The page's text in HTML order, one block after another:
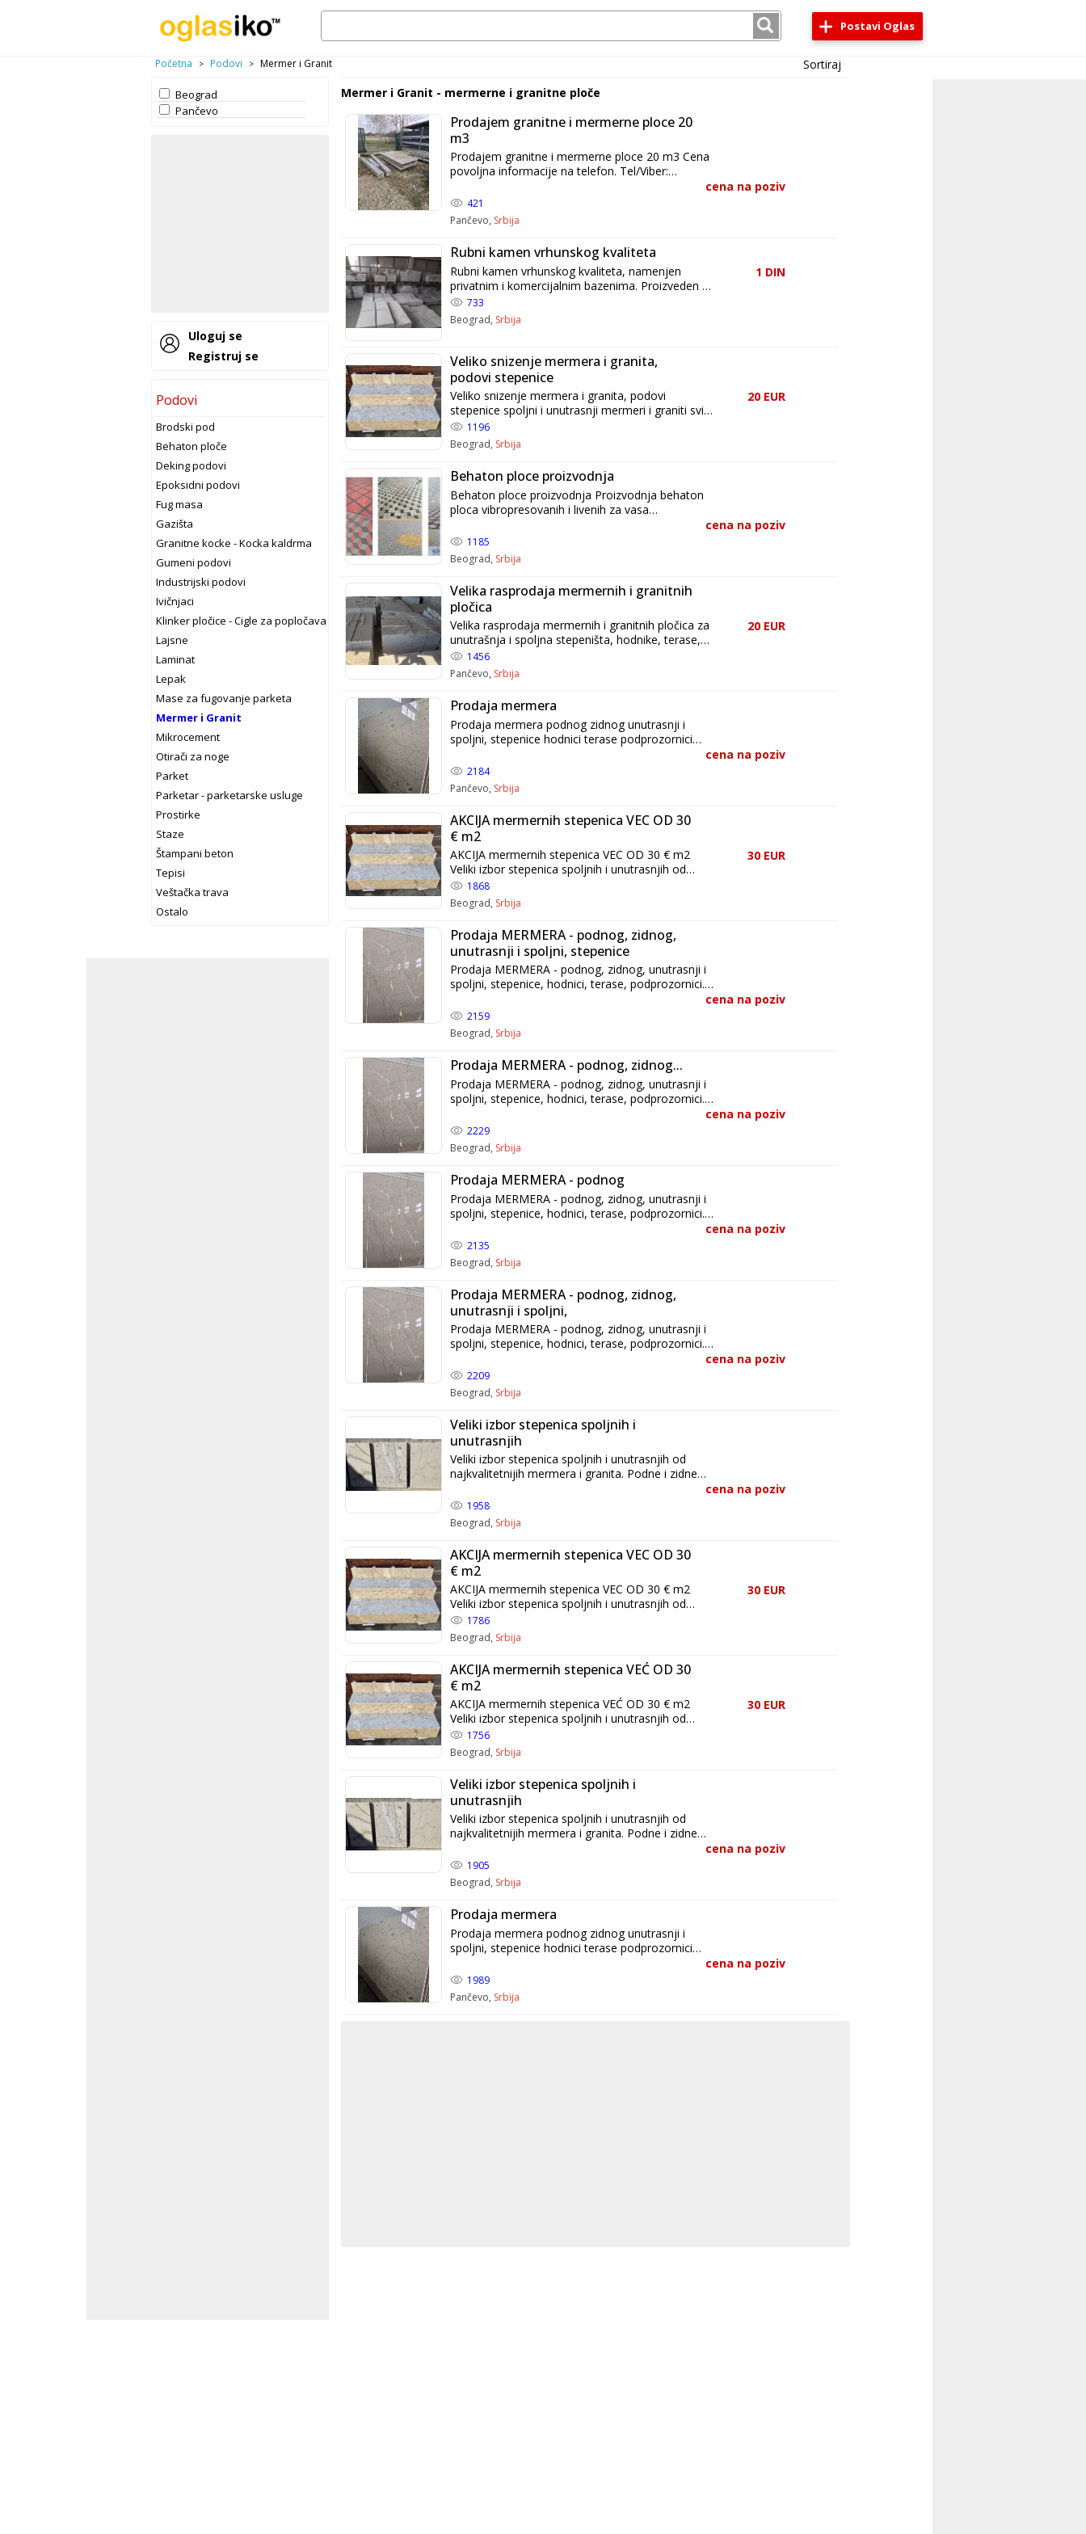
Postavi Oglas
Početna > Podovi > Mermer i Granit Sortiraj
Beograd
Pančevo
Uloguj se
Registruj se
Podovi
Brodski pod
Behaton ploče
Deking podovi
Epoksidni podovi
Fug masa
Gazišta
Granitne kocke - Kocka kaldrma
Gumeni podovi
Industrijski podovi
Ivičnjaci
Klinker pločice - Cigle za popločavanje
Lajsne
Laminat
Lepak
Mase za fugovanje parketa
Mermer i Granit
Mikrocement
Otirači za noge
Parket
Parketar - parketarske usluge
Prostirke
Staze
Štampani beton
Tepisi
Veštačka trava
Ostalo
Mermer i Granit - mermerne i granitne ploče
Prodajem granitne i mermerne ploce 20
m3
Prodajem granitne i mermerne ploce 20 m3 Cena
povoljna informacije na telefon. Tel/Viber:
cena na poziv
421
Pančevo, Srbija
Rubni kamen vrhunskog kvaliteta
Rubni kamen vrhunskog kvaliteta, namenjen
privatnim i komercijalnim bazenima. Proizveden od
najkvalitetnijih sirovina, sa preciznom završnom
obradom i dugim vekom trajanja. Dostupne
dimenzije: • 50 × 33 cm (uglove i kontra-uglovi) •
sunce i habanje ✔ Moderan izgled i savršeno
uklapanje uz bazen ✔ Idealan izbor za investitore i
profesionalce ???? Maloprodaja i veleprodaja ????
Najpristupačnije cene u Srbiji ???? Tel: 035 274 769
???? Mob: 065 666 4676
1 DIN
733
Beograd, Srbija
Veliko snizenje mermera i granita,
podovi stepenice
Veliko snizenje mermera i granita, podovi
stepenice spoljni i unutrasnji mermeri i graniti svih
vrsta. Cena: 20-30€ m2 Pedja, Beograd Tel/Viber:
0616620900
20 EUR
1196
Beograd, Srbija
Behaton ploce proizvodnja
Behaton ploce proizvodnja Proizvodnja behaton
ploca vibropresovanih i livenih za vasa
stace,platoe oko bazena,parkove,trgove. Preko 50
modela u ponudi– po veoma pristupačnim
cenama. Javor SZTR Tel. 035274769 Mob.
sajt: www.javorsztr.com
cena na poziv
1185
Beograd, Srbija
Velika rasprodaja mermernih i granitnih
pločica
Velika rasprodaja mermernih i granitnih pločica za
unutrašnja i spoljna stepeništa, hodnike, terase,
staze. Veliko sniženje od 20€ - 30€ po m2.
Informacije na telefon: 0616620900 PEĐA,
Pančevo
20 EUR
1456
Pančevo, Srbija
Prodaja mermera
Prodaja mermera podnog zidnog unutrasnji i
spoljni, stepenice hodnici terase podprozornici
povljno nazovite i uverite se u kvalitet . Brza i
kvalitetna izrada veoma povoljna cena.
+381616040745 Info@simita.rs
cena na poziv
2184
Pančevo, Srbija
AKCIJA mermernih stepenica VEC OD 30
€ m2
AKCIJA mermernih stepenica VEC OD 30 € m2
Veliki izbor stepenica spoljnih i unutrasnjih od
najkvalitetnijih mermera i granita. Podne i zidne
plocice 60x40, 60x30. Izrada po meri i dogovoru.
Povoljno i kvalitetno. Predrag Milovanovic
+381616620900 +381616040745
30 EUR
1868
Beograd, Srbija
Prodaja MERMERA - podnog, zidnog,
unutrasnji i spoljni, stepenice
Prodaja MERMERA - podnog, zidnog, unutrasnji i
spoljni, stepenice, hodnici, terase, podprozornici.
povoljno Nazovite i uverite se u kvalitet. Brza i
kvalitetna izrada veoma povoljna cena. +Tel/Viber:
cena na poziv
2159
Beograd, Srbija
Prodaja MERMERA - podnog, zidnog...
Prodaja MERMERA - podnog, zidnog, unutrasnji i
spoljni, stepenice, hodnici, terase, podprozornici.
povoljno Nazovite i uverite se u kvalitet. Brza i
kvalitetna izrada veoma povoljna cena. +Tel/Viber:
cena na poziv
2229
Beograd, Srbija
Prodaja MERMERA - podnog
Prodaja MERMERA - podnog, zidnog, unutrasnji i
spoljni, stepenice, hodnici, terase, podprozornici.
povoljno Nazovite i uverite se u kvalitet. Brza i
kvalitetna izrada veoma povoljna cena. +Tel/Viber:
cena na poziv
2135
Beograd, Srbija
Prodaja MERMERA - podnog, zidnog,
unutrasnji i spoljni,
Prodaja MERMERA - podnog, zidnog, unutrasnji i
spoljni, stepenice, hodnici, terase, podprozornici.
povoljno Nazovite i uverite se u kvalitet. Brza i
kvalitetna izrada veoma povoljna cena. +Tel/Viber:
cena na poziv
2209
Beograd, Srbija
Veliki izbor stepenica spoljnih i
unutrasnjih
Veliki izbor stepenica spoljnih i unutrasnjih od
najkvalitetnijih mermera i granita. Podne i zidne
Povoljno i kvalitetno. Predrag Milovanovic
cena na poziv
1958
Beograd, Srbija
AKCIJA mermernih stepenica VEC OD 30
€ m2
AKCIJA mermernih stepenica VEC OD 30 € m2
Veliki izbor stepenica spoljnih i unutrasnjih od
najkvalitetnijih mermera i granita. Podne i zidne
plocice 60x40, 60x30. Izrada po meri i dogovoru.
Povoljno i kvalitetno. Predrag Milovanovic
+381616620900 +381616040745
30 EUR
1786
Beograd, Srbija
AKCIJA mermernih stepenica VEĆ OD 30
€ m2
AKCIJA mermernih stepenica VEĆ OD 30 € m2
Veliki izbor stepenica spoljnih i unutrasnjih od
najkvalitetnijih mermera i granita. Podne i zidne
plocice 60x40, 60x30. Izrada po meri i dogovoru.
Povoljno i kvalitetno. Predrag Milovanovic
+381616620900 +381616040745
30 EUR
1756
Beograd, Srbija
Veliki izbor stepenica spoljnih i
unutrasnjih
Veliki izbor stepenica spoljnih i unutrasnjih od
najkvalitetnijih mermera i granita. Podne i zidne
Povoljno i kvalitetno. Predrag Milovanovic
cena na poziv
1905
Beograd, Srbija
Prodaja mermera
Prodaja mermera podnog zidnog unutrasnji i
spoljni, stepenice hodnici terase podprozornici
povljno nazovite i uverite se u kvalitet . Brza i
kvalitetna izrada veoma povoljna cena.
+381616040745 Info@simita.rs
cena na poziv
1989
Pančevo, Srbija